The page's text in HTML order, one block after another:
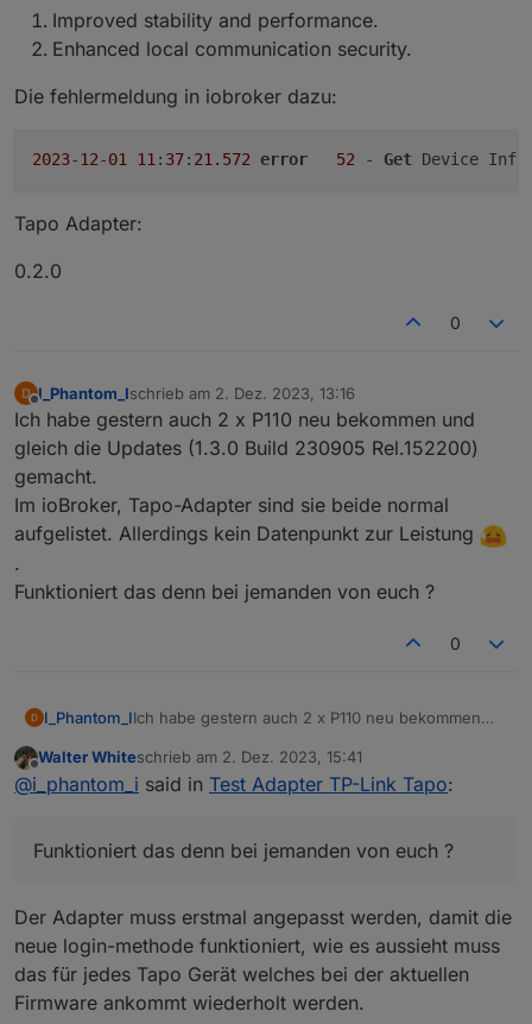
Improved stability and performance.
Enhanced local communication security.
Die fehlermeldung in iobroker dazu:
2023-12-01 11 : 37: 21.572 error 52 - Get
Tapo Adapter:
0.2.0
0
Offline
I_Phantom_Ischrieb am 2. Dez. 2023, 13:16
zuletzt editiert von
Ich habe gestern auch 2 x P110 neu bekommen und
gleich die Updates (1.3.0 Build 230905 Rel.152200)
gemacht.
Im ioBroker, Tapo-Adapter sind sie beide normal
aufgelistet. Allerdings kein Datenpunkt zur Leistung
.
Funktioniert das denn bei jemanden von euch ?
0
I_Phantom_IIch habe gestern auch 2 x P110 neu bekommen
Rel.152200) gemacht.
Im ioBroker, Tapo-Adapter sind sie beide normal
Funktioniert das denn bei jemanden von euch ?
Offline
Walter Whiteschrieb am 2. Dez. 2023, 15:41
zuletzt editiert von
@i_phantom_i said in Test Adapter TP-Link Tapo:
Funktioniert das denn bei jemanden von euch ?
Der Adapter muss erstmal angepasst werden, damit die
neue login-methode funktioniert, wie es aussieht muss
das für jedes Tapo Gerät welches bei der aktuellen
Firmware ankommt wiederholt werden.